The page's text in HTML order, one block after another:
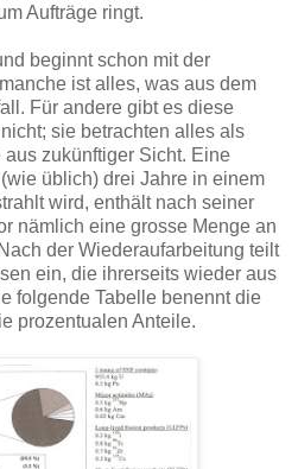
Aufträge ringt.
beginnt schon mit der
ist alles, was aus dem
Für andere gibt es diese
sie betrachten alles als
zukünftiger Sicht. Eine
üblich) drei Jahre in einem
wird, enthält nach seiner
nämlich eine grosse Menge an
der Wiederaufarbeitung teilt
ein, die ihrerseits wieder aus
folgende Tabelle benennt die
prozentualen Anteile.